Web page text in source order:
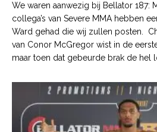
We waren aanwezig bij Bellator 187:
collega’s van Severe MMA hebben
Ward gehad die wij zullen posten.
van Conor McGregor wist in de
maar toen dat gebeurde brak de hel